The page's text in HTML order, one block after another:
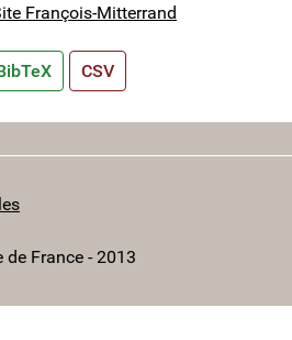
François-Mitterrand
CSV
France - 2013